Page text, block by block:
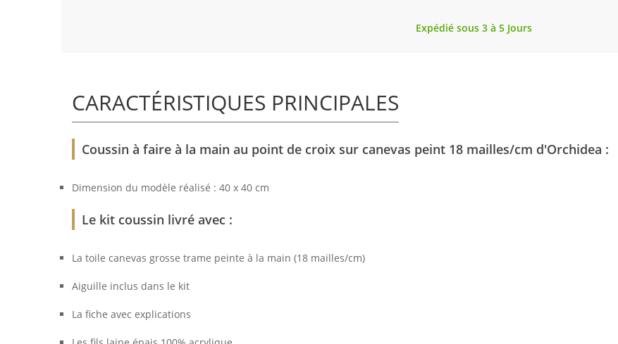
Expédié sous 3 à 5 Jours
CARACTÉRISTIQUES PRINCIPALES
Coussin à faire à la main au point de croix sur canevas peint 18 mailles/cm d'Orchidea :
Dimension du modèle réalisé : 40 x 40 cm
Le kit coussin livré avec :
La toile canevas grosse trame peinte à la main (18 mailles/cm)
Aiguille inclus dans le kit
La fiche avec explications